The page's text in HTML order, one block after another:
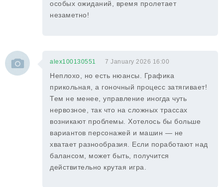
особых ожиданий, время пролетает
незаметно!
alex100130551 7 January 2026 16:00
Неплохо, но есть нюансы. Графика
прикольная, а гоночный процесс затягивает!
Тем не менее, управление иногда чуть
нервозное, так что на сложных трассах
возникают проблемы. Хотелось бы больше
вариантов персонажей и машин — не
хватает разнообразия. Если поработают над
балансом, может быть, получится
действительно крутая игра.